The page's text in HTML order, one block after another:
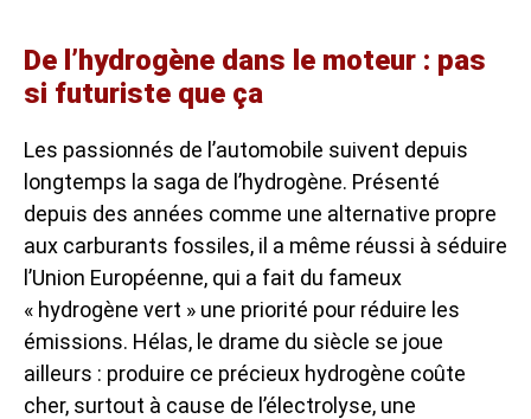
De l’hydrogène dans le moteur : pas
si futuriste que ça
Les passionnés de l’automobile suivent depuis
longtemps la saga de l’hydrogène. Présenté
depuis des années comme une alternative propre
aux carburants fossiles, il a même réussi à séduire
l’Union Européenne, qui a fait du fameux
« hydrogène vert » une priorité pour réduire les
émissions. Hélas, le drame du siècle se joue
ailleurs : produire ce précieux hydrogène coûte
cher, surtout à cause de l’électrolyse, une